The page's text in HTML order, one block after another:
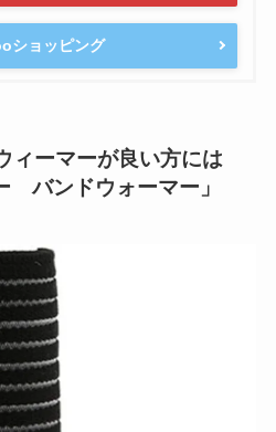
ショッピング
ィーマーが良い方には
バンドウォーマー」